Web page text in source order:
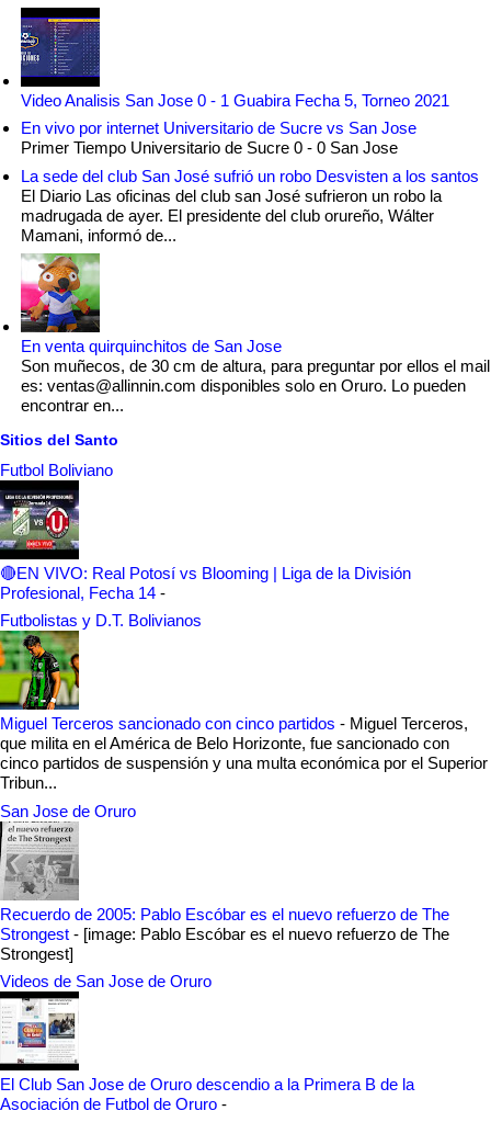
Video Analisis San Jose 0 - 1 Guabira Fecha 5, Torneo 2021
En vivo por internet Universitario de Sucre vs San Jose
Primer Tiempo Universitario de Sucre 0 - 0 San Jose
La sede del club San José sufrió un robo Desvisten a los santos
El Diario Las oficinas del club san José sufrieron un robo la
madrugada de ayer. El presidente del club orureño, Wálter
Mamani, informó de...
En venta quirquinchitos de San Jose
Son muñecos, de 30 cm de altura, para preguntar por ellos el mail
es: ventas@allinnin.com disponibles solo en Oruro. Lo pueden
encontrar en...
Sitios del Santo
Futbol Boliviano
🔴EN VIVO: Real Potosí vs Blooming | Liga de la División
Profesional, Fecha 14 -
Futbolistas y D.T. Bolivianos
Miguel Terceros sancionado con cinco partidos - Miguel Terceros,
que milita en el América de Belo Horizonte, fue sancionado con
cinco partidos de suspensión y una multa económica por el Superior
Tribun...
San Jose de Oruro
Recuerdo de 2005: Pablo Escóbar es el nuevo refuerzo de The
Strongest - [image: Pablo Escóbar es el nuevo refuerzo de The
Strongest]
Videos de San Jose de Oruro
El Club San Jose de Oruro descendio a la Primera B de la
Asociación de Futbol de Oruro -